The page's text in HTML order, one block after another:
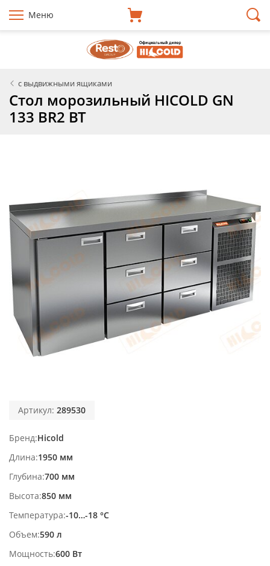
Меню
с выдвижными ящиками
Стол морозильный HICOLD GN
133 BR2 BT
Артикул: 289530
Бренд Hicold
Длина 1950 мм
Глубина 700 мм
Высота 850 мм
Температура -10…-18 °С
Объем 590 л
Мощность 600 Вт